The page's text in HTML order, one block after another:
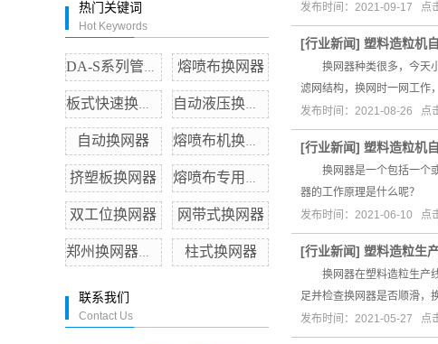
热门关键词
Hot Keywords
DA-S系列管道泵 熔喷布换网器
板式快速换网器 自动液压换网器
自动换网器 熔喷布机换网器
挤塑板换网器 熔喷布专用熔体泵
双工位换网器 网带式换网器
郑州换网器厂家 柱式换网器
联系我们
Contact Us
发布时间：2021-09-17 点
[行业新闻] 塑料造粒机
换网器种类很多，今天
滤网结构，换网时一网工
发布时间：2021-08-26 点
[行业新闻] 塑料造粒机
换网器是一个包括一个或
器的工作原理是什么呢？
发布时间：2021-06-10 点
[行业新闻] 塑料造粒生
换网器在塑料造粒生产线
足并检查换网器是否顺滑
发布时间：2021-05-27 点